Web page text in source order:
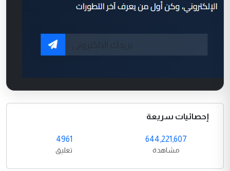
إحصائيات سريعة
644,221,607
مشاهدة
4961
تعليق